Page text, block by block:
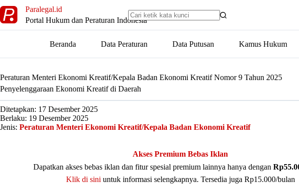
to
content
Paralegal.id
Portal Hukum dan Peraturan Indonesia
Beranda Data Peraturan Data Putusan Kamus Hukum
Peraturan Menteri Ekonomi Kreatif/Kepala Badan Ekonomi Kreatif Nomor 9 Tahun 2025
Penyelenggaraan Ekonomi Kreatif di Daerah
Ditetapkan: 17 Desember 2025
Berlaku: 19 Desember 2025
Jenis: Peraturan Menteri Ekonomi Kreatif/Kepala Badan Ekonomi Kreatif
Akses Premium Bebas Iklan
Dapatkan akses bebas iklan dan fitur spesial premium lainnya hanya dengan
Klik di sini untuk informasi selengkapnya. Tersedia juga Rp15.000/bulan